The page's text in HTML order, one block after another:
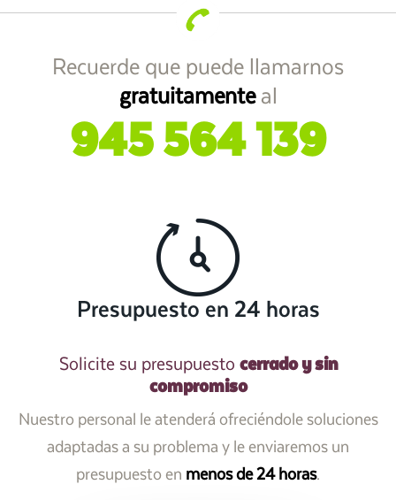
Recuerde que puede llamarnos
gratuitamenteal
945 564 139
Presupuesto en 24 horas
Solicite su presupuesto cerrado y sin
compromiso
Nuestro personal le atenderá ofreciéndole soluciones
adaptadas a su problema y le enviaremos un
presupuesto en menos de 24 horas.